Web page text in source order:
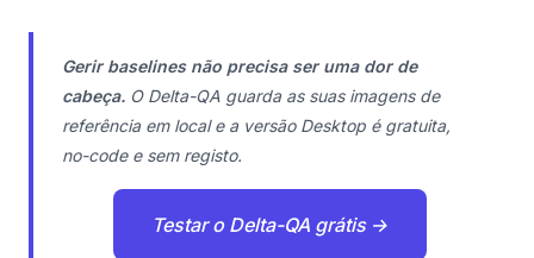
Gerir baselines não precisa ser uma dor de
cabeça. O Delta-QA guarda as suas imagens de
referência em local e a versão Desktop é gratuita,
no-code e sem registo.
Testar o Delta-QA grátis →